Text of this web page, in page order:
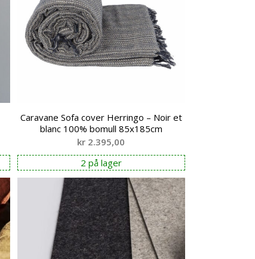
Caravane Sofa cover Herringo – Noir et
blanc 100% bomull 85x185cm
kr 2.395,00
2 på lager